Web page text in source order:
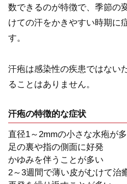
数できるのが特徴で、季節の
けての汗をかきやすい時期に
す。
汗疱は感染性の疾患ではない
ることはありません。
汗疱の特徴的な症状
直径1～2mmの小さな水疱が
足の裏や指の側面に好発
かゆみを伴うことが多い
2～3週間で薄い皮がむけて治